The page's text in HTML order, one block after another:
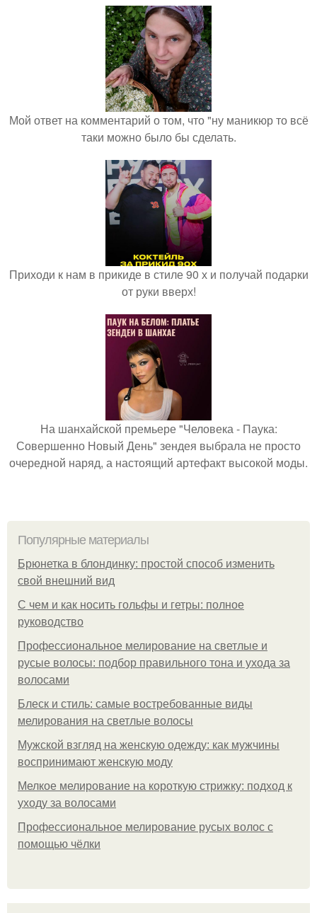
Мой ответ на комментарий о том, что "ну маникюр то всё
таки можно было бы сделать.
Приходи к нам в прикиде в стиле 90 х и получай подарки
от руки вверх!
На шанхайской премьере "Человека - Паука:
Совершенно Новый День" зендея выбрала не просто
очередной наряд, а настоящий артефакт высокой моды.
Популярные материалы
Брюнетка в блондинку: простой способ изменить
свой внешний вид
С чем и как носить гольфы и гетры: полное
руководство
Профессиональное мелирование на светлые и
русые волосы: подбор правильного тона и ухода за
волосами
Блеск и стиль: самые востребованные виды
мелирования на светлые волосы
Мужской взгляд на женскую одежду: как мужчины
воспринимают женскую моду
Мелкое мелирование на короткую стрижку: подход к
уходу за волосами
Профессиональное мелирование русых волос с
помощью чёлки